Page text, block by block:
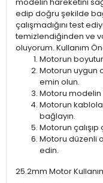
modelin hareketini
edip doğru şekilde
çalışmadığını test
temizlendiğinden ve
oluyorum. Kullanım
Motorun
Motorun uygun
emin olun.
Motoru modelin
Motorun
bağlayın.
Motorun çalışıp
Motoru düzenli
edin.
25.2mm Motor